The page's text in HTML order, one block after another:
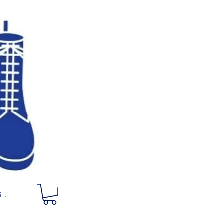
sesión